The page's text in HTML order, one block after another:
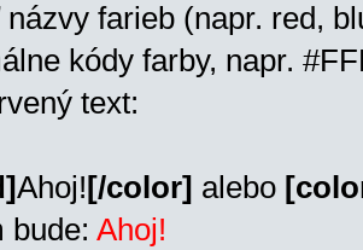
farieb (napr. red,
kódy farby, napr.
text:
Ahoj! [/color] alebo
bude: Ahoj!